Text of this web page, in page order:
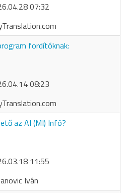
07:32
fordítóknak:
08:23
az AI (MI) Infó?
11:55
Iván